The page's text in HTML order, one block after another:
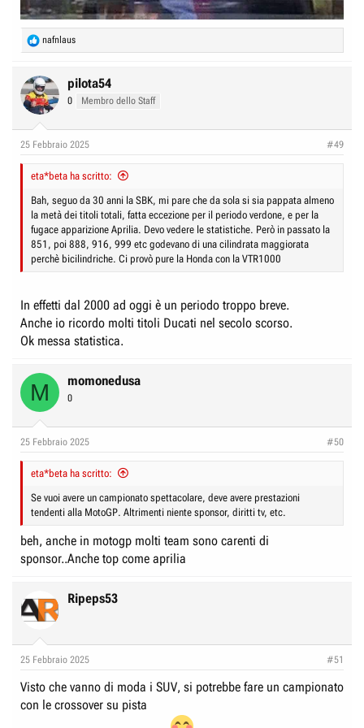
R
e
c
t
i
s
nafnlaus
pilota54
0 Membro dello Staff
25 Febbraio 2025 #49
eta*beta ha scritto:
Bah, seguo da 30 anni la SBK, mi pare che da sola si sia pappata almeno
la metà dei titoli totali, fatta eccezione per il periodo verdone, e per la
fugace apparizione Aprilia. Devo vedere le statistiche. Però in passato la
851, poi 888, 916, 999 etc godevano di una cilindrata maggiorata
perchè bicilindriche. Ci provò pure la Honda con la VTR1000
In effetti dal 2000 ad oggi è un periodo troppo breve.
Anche io ricordo molti titoli Ducati nel secolo scorso.
Ok messa statistica.
M momonedusa
0
25 Febbraio 2025 #50
eta*beta ha scritto:
Se vuoi avere un campionato spettacolare, deve avere prestazioni
tendenti alla MotoGP. Altrimenti niente sponsor, diritti tv, etc.
beh, anche in motogp molti team sono carenti di
sponsor..Anche top come aprilia
Ripeps53
25 Febbraio 2025 #51
Visto che vanno di moda i SUV, si potrebbe fare un campionato
con le crossover su pista